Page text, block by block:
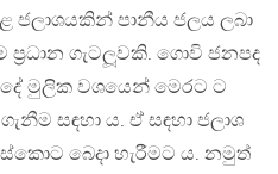
පානීය ජලය ලබා
ප‍්‍රධාන ගැටලූවකි. ගොවි ජනපද
මුලික වශයෙන් මෙරට ට
සඳහා ය. ඒ සඳහා ජලාශ
බෙදා හැරීමට ය. නමුත්